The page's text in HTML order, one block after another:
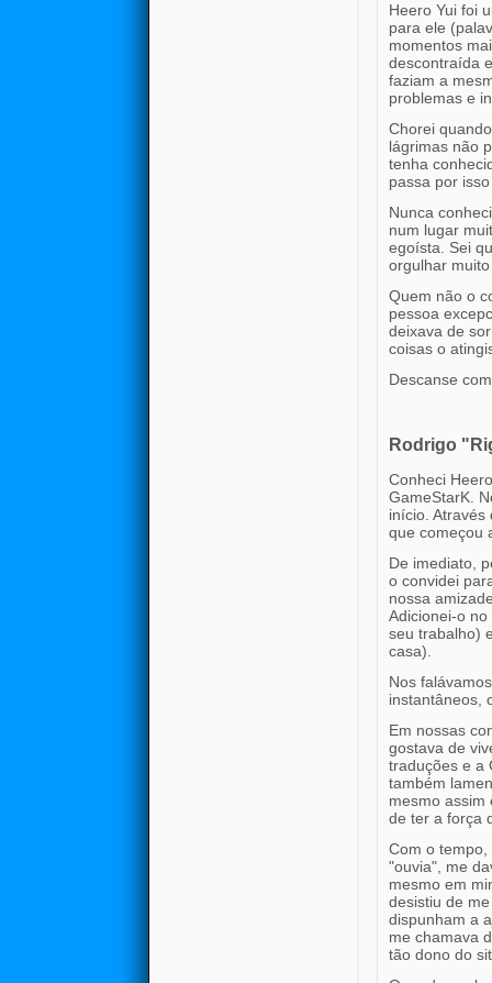
Heero Yui foi
para ele
momentos
descontraída
faziam a
problemas e
Chorei
lágrimas não
tenha
passa por
Nunca
num lugar
egoísta. Sei
orgulhar
Quem não o
pessoa
deixava de
coisas o
Descanse
Rodrigo
Conheci
GameStarK.
início.
que começou
De imediato,
o convidei
nossa
Adicionei-o
seu trabalho)
casa).
Nos
instantâneos,
Em nossas
gostava de
traduções e a
também
mesmo assim
de ter a força
Com o
"ouvia", me
mesmo em
desistiu de
dispunham a
me chamava
tão dono do